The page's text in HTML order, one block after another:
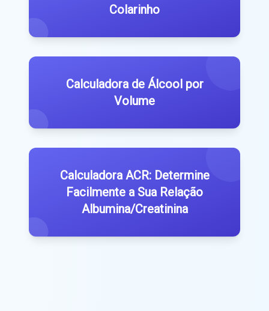
Colarinho
Calculadora de Álcool por
Volume
Calculadora ACR: Determine
Facilmente a Sua Relação
Albumina/Creatinina